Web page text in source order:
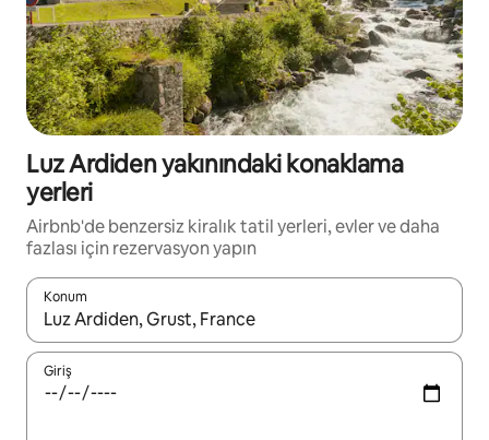
Luz Ardiden yakınındaki konaklama
yerleri
Airbnb'de benzersiz kiralık tatil yerleri, evler ve daha
fazlası için rezervasyon yapın
Konum
Sonuçlar kullanılabilir olduğunda yukarı ve aşağı oklarıyla
Giriş